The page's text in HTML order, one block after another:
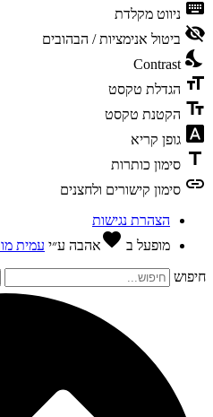
ניווט מקלדת
ביטול אנימציות / הבהובים
Contrast
הגדלת טקסט
הקטנת טקסט
גופן קריא
סימון כותרות
סימון קישורים ולחצנים
הצהרת נגישות
מופעל בfavoriteאהבהע״יעמית מורנו